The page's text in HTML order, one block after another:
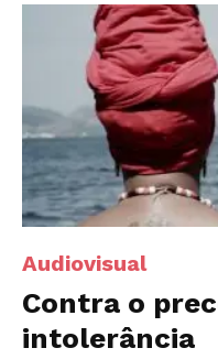
Audiovisual
Contra o
intolerância